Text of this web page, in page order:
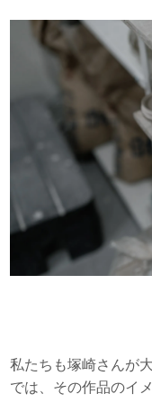
私たちも塚崎さんが
では、その作品のイ